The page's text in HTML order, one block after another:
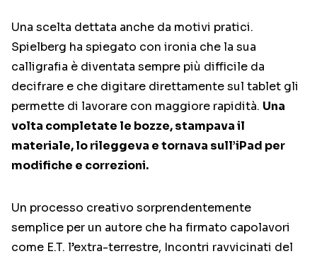
Una scelta dettata anche da motivi pratici.
Spielberg ha spiegato con ironia che la sua
calligrafia è diventata sempre più difficile da
decifrare e che digitare direttamente sul tablet gli
permette di lavorare con maggiore rapidità. Una
volta completate le bozze, stampava il
materiale, lo rileggeva e tornava sull’iPad per
modifiche e correzioni.
Un processo creativo sorprendentemente
semplice per un autore che ha firmato capolavori
come E.T. l’extra-terrestre, Incontri ravvicinati del